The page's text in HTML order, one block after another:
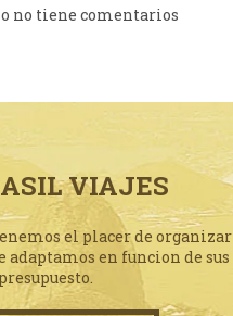
no tiene comentarios
VIAJES
el placer de organizar
adaptamos en funcion de sus